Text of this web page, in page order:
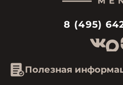
8 (495)
Полезная